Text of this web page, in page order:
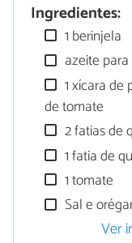
Ingredientes:
1 berinjela
azeite
1 xícara
de tomate
2 fatias de
1 fatia de
1 tomate
Sal e
Ver